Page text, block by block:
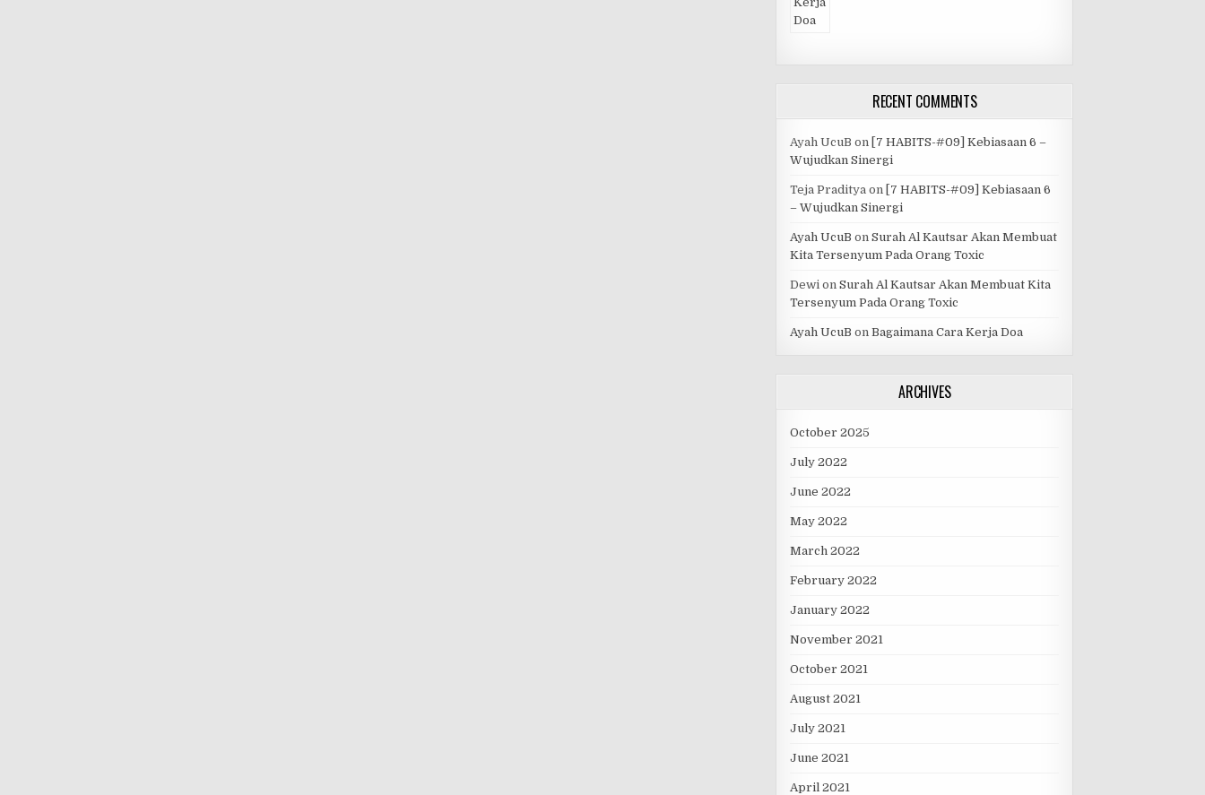
RECENT COMMENTS
Ayah UcuB on [7 HABITS-#09] Kebiasaan 6 –
Wujudkan Sinergi
Teja Praditya on [7 HABITS-#09] Kebiasaan 6
– Wujudkan Sinergi
Ayah UcuB onSurah Al Kautsar Akan Membuat
Kita Tersenyum Pada Orang Toxic
Dewi onSurah Al Kautsar Akan Membuat Kita
Tersenyum Pada Orang Toxic
Ayah UcuB onBagaimana Cara Kerja Doa
ARCHIVES
October 2025
July 2022
June 2022
May 2022
March 2022
February 2022
January 2022
November 2021
October 2021
August 2021
July 2021
June 2021
April 2021